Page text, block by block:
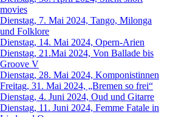
movies
Dienstag, 7. Mai 2024, Tango, Milonga
und Folklore
Dienstag, 14. Mai 2024, Opern-Arien
Dienstag, 21.Mai 2024, Von Ballade bis
Groove V
Dienstag, 28. Mai 2024, Komponistinnen
Freitag, 31. Mai 2024, „Bremen so frei“
Dienstag, 4. Juni 2024, Oud und Gitarre
Dienstag, 11. Juni 2024, Femme Fatale in